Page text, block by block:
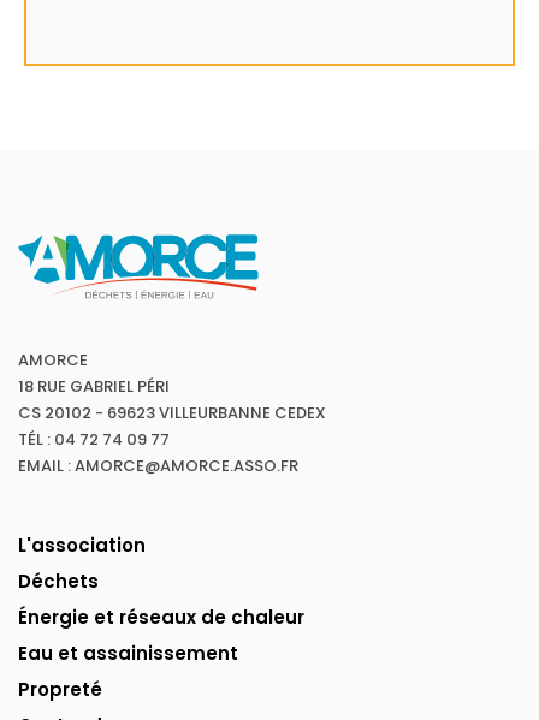
AMORCE
18 RUE GABRIEL PÉRI
CS 20102 - 69623 VILLEURBANNE CEDEX
TÉL : 04 72 74 09 77
EMAIL : AMORCE@AMORCE.ASSO.FR
L'association
Déchets
Énergie et réseaux de chaleur
Eau et assainissement
Propreté